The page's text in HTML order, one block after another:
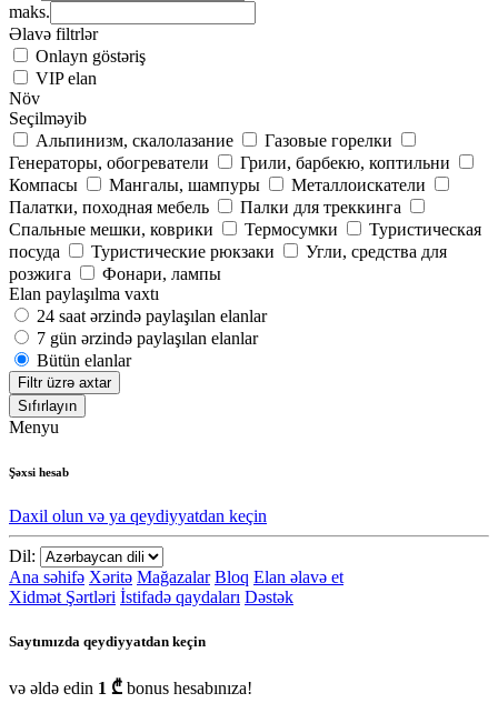
maks.
Əlavə filtrlər
Onlayn göstəriş
VIP elan
Növ
Seçilməyib
Альпинизм, скалолазание
Газовые горелки
Генераторы, обогреватели
Грили, барбекю, коптильни
Компасы
Мангалы, шампуры
Металлоискатели
Палатки, походная мебель
Палки для треккинга
Спальные мешки, коврики
Термосумки
Туристическая
посуда
Туристические рюкзаки
Угли, средства для
розжига
Фонари, лампы
Elan paylaşılma vaxtı
24 saat ərzində paylaşılan elanlar
7 gün ərzində paylaşılan elanlar
Bütün elanlar
Filtr üzrə axtar
Sıfırlayın
Menyu
Şəxsi hesab
Daxil olun və ya qeydiyyatdan keçin
Dil:
Ana səhifə Xəritə Mağazalar Bloq Elan əlavə et
Xidmət Şərtləri İstifadə qaydaları Dəstək
Saytımızda qeydiyyatdan keçin
və əldə edin 1 ₾ bonus hesabınıza!